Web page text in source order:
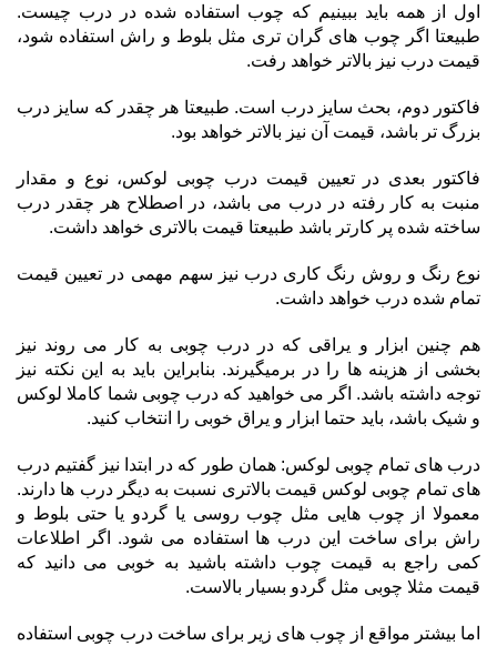
اول از همه باید ببینیم که چوب استفاده شده در درب چیست.
طبیعتا اگر چوب های گران تری مثل بلوط و راش استفاده شود،
قیمت درب نیز بالاتر خواهد رفت.
فاکتور دوم، بحث سایز درب است. طبیعتا هر چقدر که سایز درب
بزرگ تر باشد، قیمت آن نیز بالاتر خواهد بود.
فاکتور بعدی در تعیین قیمت درب چوبی لوکس، نوع و مقدار
منبت به کار رفته در درب می باشد، در اصطلاح هر چقدر درب
ساخته شده پر کارتر باشد طبیعتا قیمت بالاتری خواهد داشت.
نوع رنگ و روش رنگ کاری درب نیز سهم مهمی در تعیین قیمت
تمام شده درب خواهد داشت.
هم چنین ابزار و یراقی که در درب چوبی به کار می روند نیز
بخشی از هزینه ها را در برمیگیرند. بنابراین باید به این نکته نیز
توجه داشته باشد. اگر می خواهید که درب چوبی شما کاملا لوکس
و شیک باشد، باید حتما ابزار و یراق خوبی را انتخاب کنید.
درب های تمام چوبی لوکس: همان طور که در ابتدا نیز گفتیم درب
های تمام چوبی لوکس قیمت بالاتری نسبت به دیگر درب ها دارند.
معمولا از چوب هایی مثل چوب روسی یا گردو یا حتی بلوط و
راش برای ساخت این درب ها استفاده می شود. اگر اطلاعات
کمی راجع به قیمت چوب داشته باشید به خوبی می دانید که
قیمت مثلا چوبی مثل گردو بسیار بالاست.
اما بیشتر مواقع از چوب های زیر برای ساخت درب چوبی استفاده